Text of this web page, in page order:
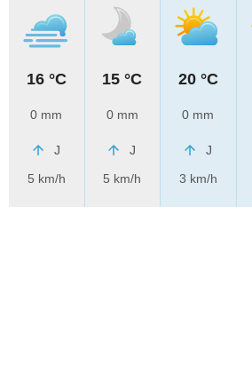
16 °C
0 mm
J
5 km/h
15 °C
0 mm
J
5 km/h
20 °C
0 mm
J
3 km/h